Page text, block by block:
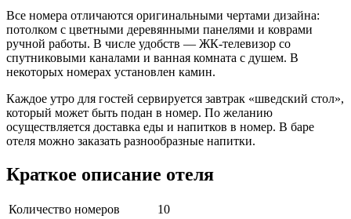
Все номера отличаются оригинальными чертами дизайна:
потолком с цветными деревянными панелями и коврами
ручной работы. В числе удобств — ЖК-телевизор со
спутниковыми каналами и ванная комната с душем. В
некоторых номерах установлен камин.
Каждое утро для гостей сервируется завтрак «шведский стол»,
который может быть подан в номер. По желанию
осуществляется доставка еды и напитков в номер. В баре
отеля можно заказать разнообразные напитки.
Краткое описание отеля
Количество номеров
10